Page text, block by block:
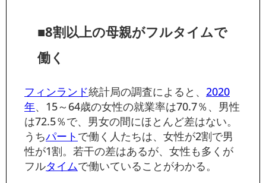
■8割以上の母親がフルタイムで
働く
フィンランド統計局の調査によると、 2020
年、15～64歳の女性の就業率は70.7％、男性
は72.5％で、男女の間にほとんど差はない。
うちパート で働く人たちは、女性が2割で男
性が1割。若干の差はあるが、女性も多くが
フルタイムで働いていることがわかる。